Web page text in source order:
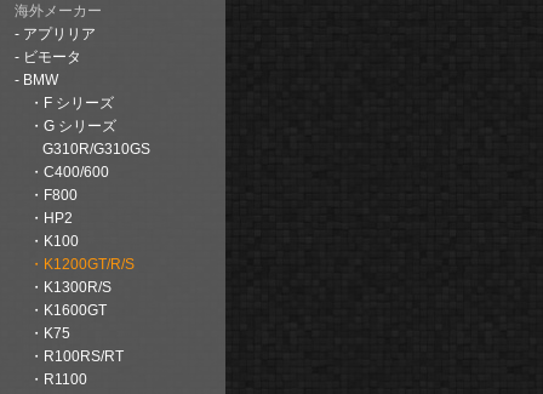
海外メーカー
アプリリア
ビモータ
BMW
F シリーズ
G シリーズ
G310R/G310GS
C400/600
F800
HP2
K100
K1200GT/R/S
K1300R/S
K1600GT
K75
R100RS/RT
R1100